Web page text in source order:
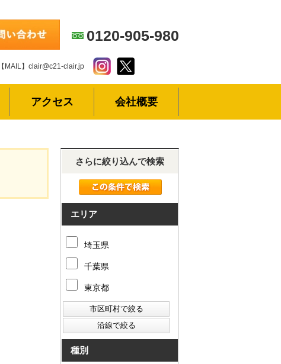
0120-905-980
【MAIL】clair@c21-clair.jp
アクセス 会社概要
さらに絞り込んで検索
エリア
埼玉県
千葉県
東京都
種別